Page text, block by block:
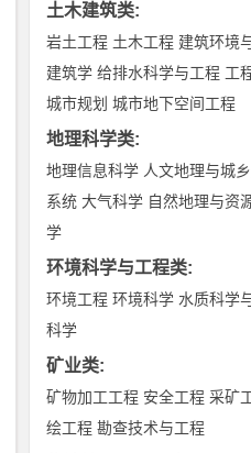
土木建筑类:
岩土工程 土木工程 建筑环境
建筑学 给排水科学与工程 工
城市规划 城市地下空间工程
地理科学类:
地理信息科学 人文地理与城
系统 大气科学 自然地理与资
学
环境科学与工程类:
环境工程 环境科学 水质科学
科学
矿业类:
矿物加工工程 安全工程 采矿
绘工程 勘查技术与工程